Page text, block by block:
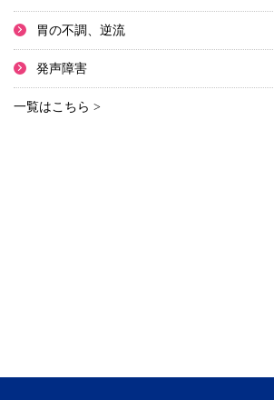
胃の不調、逆流
発声障害
一覧はこちら >